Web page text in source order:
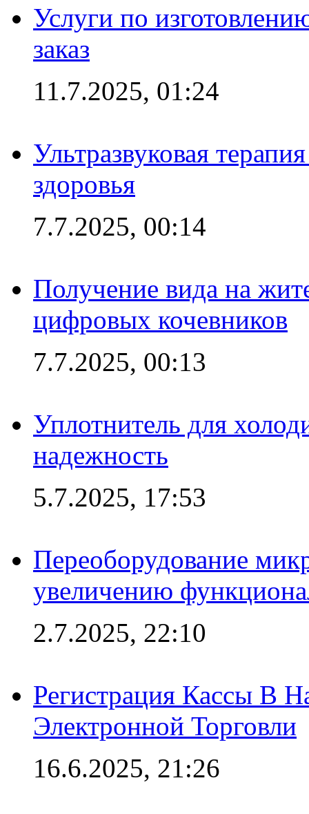
Услуги по
заказ
11.7.2025, 01:24
Ультразвуковая
здоровья
7.7.2025, 00:14
Получение вида на
цифровых кочевников
7.7.2025, 00:13
Уплотнитель для
надежность
5.7.2025, 17:53
Переоборудование
увеличению
2.7.2025, 22:10
Регистрация Кассы В
Электронной Торговли
16.6.2025, 21:26